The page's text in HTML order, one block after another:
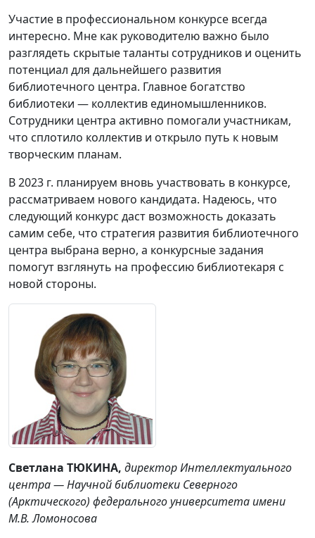
Участие в профессиональном конкурсе всегда
интересно. Мне как руководителю важно было
разглядеть скрытые таланты сотрудников и оценить
потенциал для дальнейшего развития
библиотечного центра. Главное богатство
библиотеки — коллектив единомышленников.
Сотрудники центра активно помогали участникам,
что сплотило коллектив и открыло путь к новым
творческим планам.
В 2023 г. планируем вновь участвовать в конкурсе,
рассматриваем нового кандидата. Надеюсь, что
следующий конкурс даст возможность доказать
самим себе, что стратегия развития библиотечного
центра выбрана верно, а конкурсные задания
помогут взглянуть на профессию библиотекаря с
новой стороны.
Светлана ТЮКИНА, директор Интеллектуального
центра — Научной библиотеки Северного
(Арктического) федерального университета имени
М.В. Ломоносова